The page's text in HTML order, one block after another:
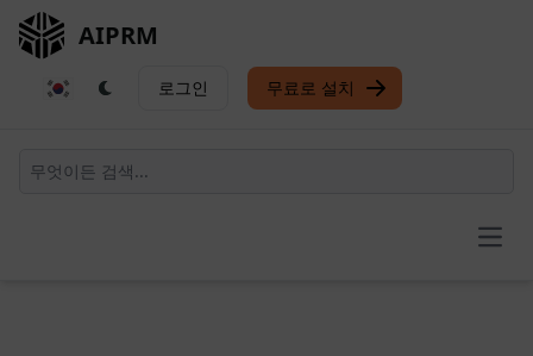
AIPRM
로그인 무료로 설치